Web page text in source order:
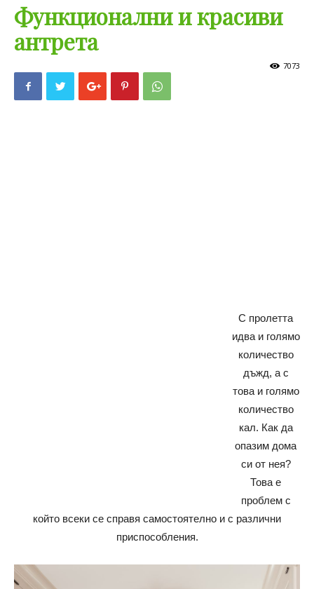
Функционални и красиви
антрета
7073
С пролетта
идва и голямо
количество
дъжд, а с
това и голямо
количество
кал. Как да
опазим дома
си от нея?
Това е
проблем с
който всеки се справя самостоятелно и с различни
приспособления.